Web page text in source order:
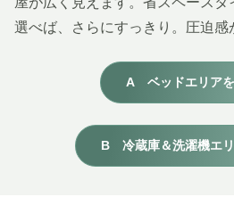
選べば、さらにすっきり。圧迫感
A ベッドエリア
B 冷蔵庫＆洗濯機エ